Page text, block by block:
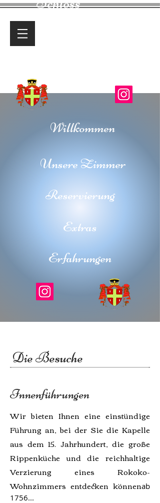
Willkommen
Unsere Zimmer
Reservierung
Extras
Erfahrungen
Die Besuche
Innenführungen
Wir bieten Ihnen eine einstündige
Führung an, bei der Sie die Kapelle
aus dem 15. Jahrhundert, die große
Rippenküche und die reichhaltige
Verzierung eines Rokoko-
Wohnzimmers entdecken könnenab
1756...